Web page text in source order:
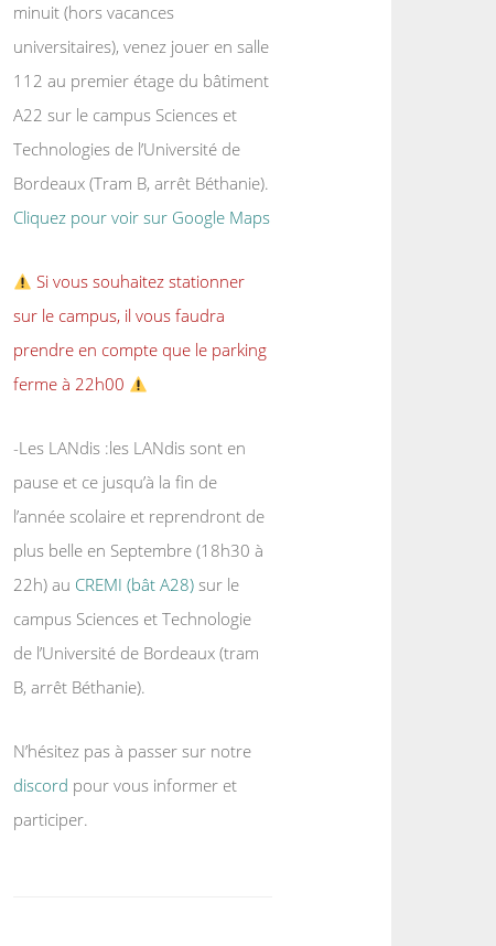
minuit (hors vacances
universitaires), venez jouer en salle
112 au premier étage du bâtiment
A22 sur le campus Sciences et
Technologies de l’Université de
Bordeaux (Tram B, arrêt Béthanie).
Cliquez pour voir sur Google Maps
Si vous souhaitez stationner
sur le campus, il vous faudra
prendre en compte que le parking
ferme à 22h00
-Les LANdis :les LANdis sont en
pause et ce jusqu’à la fin de
l’année scolaire et reprendront de
plus belle en Septembre (18h30 à
22h) au CREMI (bât A28) sur le
campus Sciences et Technologie
de l’Université de Bordeaux (tram
B, arrêt Béthanie).
N’hésitez pas à passer sur notre
discord pour vous informer et
participer.